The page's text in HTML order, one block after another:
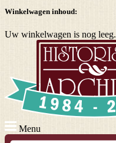
Winkelwagen inhoud:
Uw winkelwagen is nog leeg.
Menu